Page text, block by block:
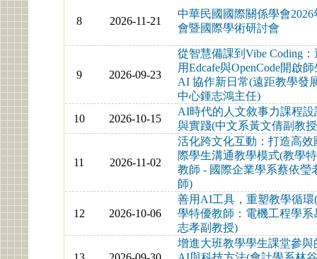
8 2026-11-21
中華民國國際關係學會2026
會暨國際學術研討會
9 2026-09-23
從智慧備課到Vibe Coding：
用Edcafe與OpenCode開啟師
AI 協作新日常(遠距教學發
中心鍾志鴻主任)
10
2026-10-15
AI時代的人文敘事力課程設
與實踐(中文系黃文倩副教
11 2026-11-02
活化跨文化互動：打造高效
際學生溝通教學模式(教學
教師 - 國際企業學系蔡依瑩
師)
12 2026-10-06
善用AI工具，重塑教學循環
學特優教師：電機工程學系
志孝副教授)
增進大班教學學生課堂參與